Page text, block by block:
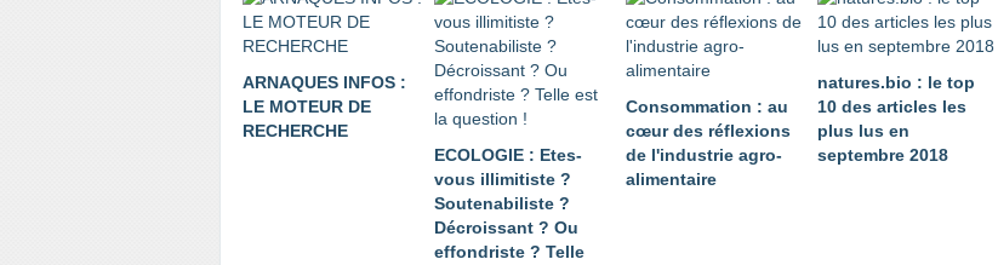
ARNAQUES INFOS :
LE MOTEUR DE
RECHERCHE
ECOLOGIE : Etes-
vous illimitiste ?
Soutenabiliste ?
Décroissant ? Ou
effondriste ? Telle
Consommation : au
cœur des réflexions
de l'industrie agro-
alimentaire
natures.bio : le top
10 des articles les
plus lus en
septembre 2018